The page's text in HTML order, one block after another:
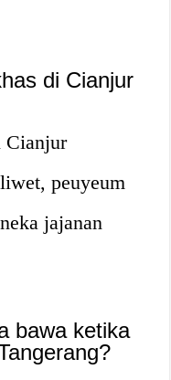
di Cianjur
Cianjur
peuyeum
jajanan
bawa ketika